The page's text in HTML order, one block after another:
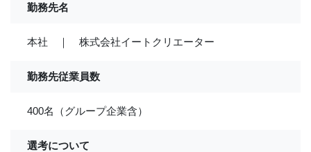
勤務先名
本社 ｜ 株式会社イートクリエーター
勤務先従業員数
400名（グループ企業含）
選考について